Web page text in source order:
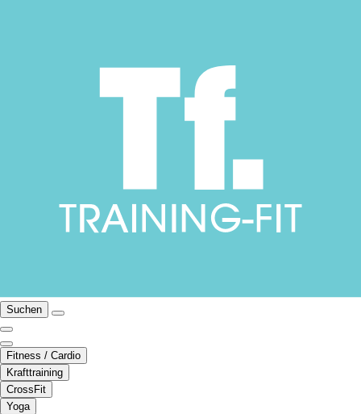
Suchen
Fitness / Cardio
Krafttraining
CrossFit
Yoga